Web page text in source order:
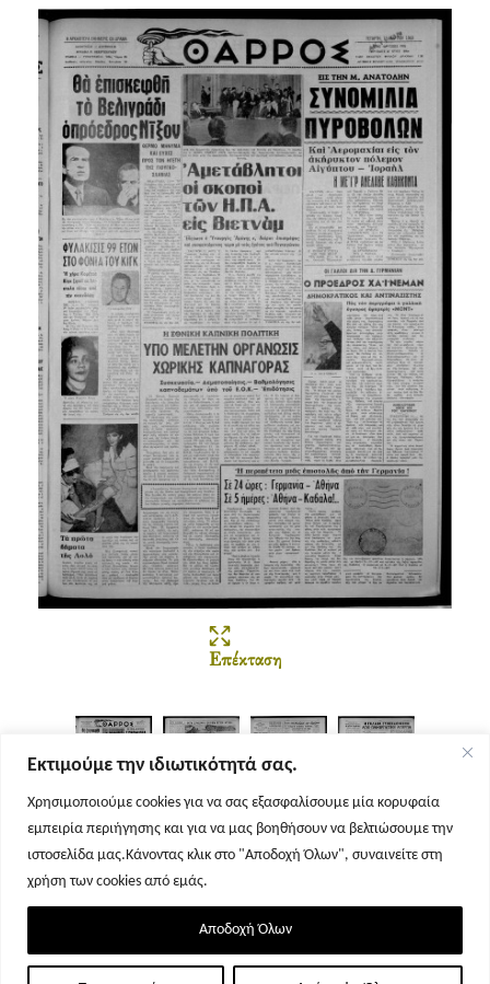
Εκτιμούμε την ιδιωτικότητά σας.
Χρησιμοποιούμε cookies για να σας εξασφαλίσουμε μία κορυφαία
εμπειρία περιήγησης και για να μας βοηθήσουν να βελτιώσουμε την
ιστοσελίδα μας.Κάνοντας κλικ στο "Αποδοχή Όλων", συναινείτε στη
χρήση των cookies από εμάς.
Αποδοχή Όλων
Επέκταση
Σελίδα 1 Σελίδα 2 Σελίδα 3 Σελίδα 4